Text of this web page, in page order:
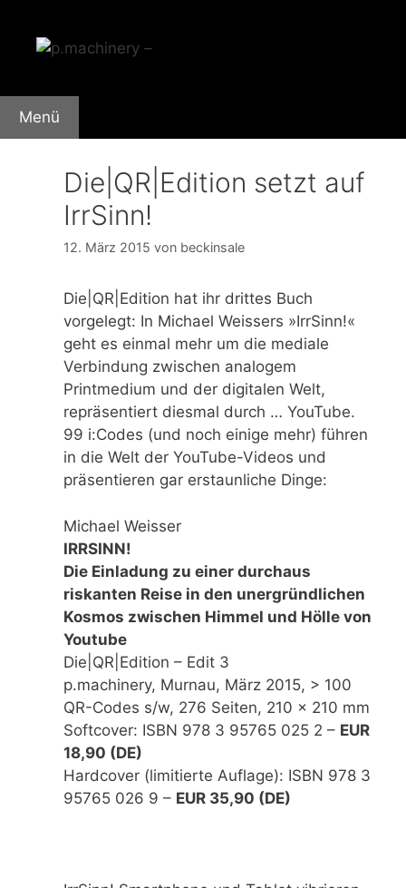
Inhalt
springen
Menü
Die|QR|Edition setzt auf
IrrSinn!
12. März 2015 von beckinsale
Die|QR|Edition hat ihr drittes Buch
vorgelegt: In Michael Weissers »IrrSinn!«
geht es einmal mehr um die mediale
Verbindung zwischen analogem
Printmedium und der digitalen Welt,
repräsentiert diesmal durch … YouTube.
99 i:Codes (und noch einige mehr) führen
in die Welt der YouTube-Videos und
präsentieren gar erstaunliche Dinge:
Michael Weisser
IRRSINN!
Die Einladung zu einer durchaus
riskanten Reise in den unergründlichen
Kosmos zwischen Himmel und Hölle von
Youtube
Die|QR|Edition – Edit 3
p.machinery, Murnau, März 2015, > 100
QR-Codes s/w, 276 Seiten, 210 x 210 mm
Softcover: ISBN 978 3 95765 025 2 – EUR
18,90 (DE)
Hardcover (limitierte Auflage): ISBN 978 3
95765 026 9 – EUR 35,90 (DE)